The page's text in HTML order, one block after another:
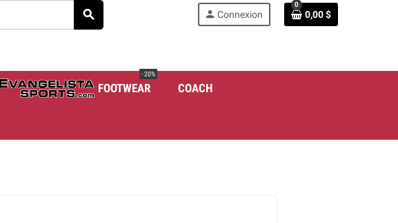
search person Connexion
0
0,00 $
FOOTWEAR
- 20%
COACH